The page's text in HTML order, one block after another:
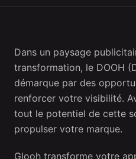
Dans un paysage
transformation, le DOOH
démarque par des
renforcer votre visibilité.
tout le potentiel de cette
propulser votre marque.
Glooh transforme votre